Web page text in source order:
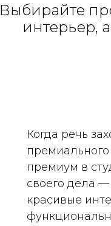
Выбирайте
интерьер,
Когда речь
премиум в
своего дела
красивые